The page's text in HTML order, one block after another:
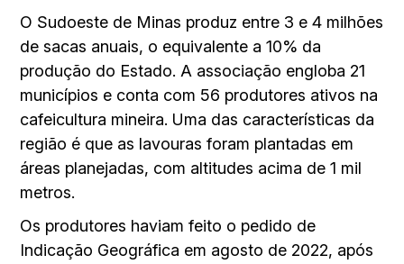
O Sudoeste de Minas produz entre 3 e 4 milhões
de sacas anuais, o equivalente a 10% da
produção do Estado. A associação engloba 21
municípios e conta com 56 produtores ativos na
cafeicultura mineira. Uma das características da
região é que as lavouras foram plantadas em
áreas planejadas, com altitudes acima de 1 mil
metros.
Os produtores haviam feito o pedido de
Indicação Geográfica em agosto de 2022, após